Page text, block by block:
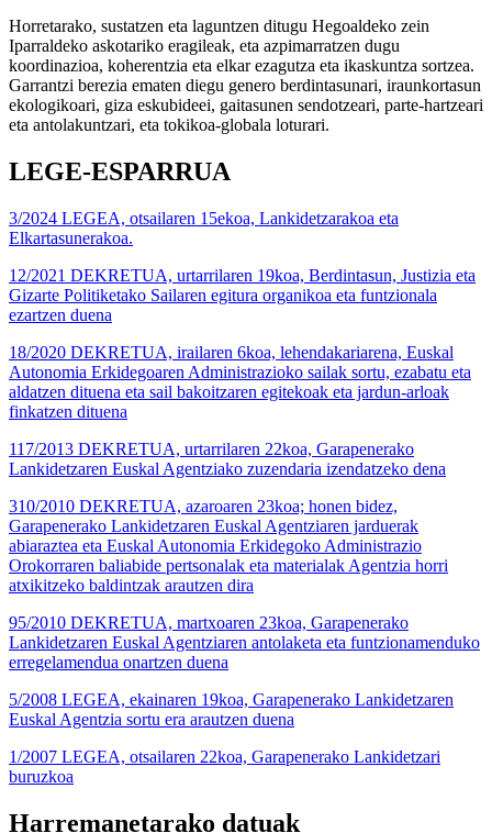
Horretarako, sustatzen eta laguntzen ditugu Hegoaldeko zein
Iparraldeko askotariko eragileak, eta azpimarratzen dugu
koordinazioa, koherentzia eta elkar ezagutza eta ikaskuntza sortzea.
Garrantzi berezia ematen diegu genero berdintasunari, iraunkortasun
ekologikoari, giza eskubideei, gaitasunen sendotzeari, parte-hartzeari
eta antolakuntzari, eta tokikoa-globala loturari.
LEGE-ESPARRUA
3/2024 LEGEA, otsailaren 15ekoa, Lankidetzarakoa eta
Elkartasunerakoa.
12/2021 DEKRETUA, urtarrilaren 19koa, Berdintasun, Justizia eta
Gizarte Politiketako Sailaren egitura organikoa eta funtzionala
ezartzen duena
18/2020 DEKRETUA, irailaren 6koa, lehendakariarena, Euskal
Autonomia Erkidegoaren Administrazioko sailak sortu, ezabatu eta
aldatzen dituena eta sail bakoitzaren egitekoak eta jardun-arloak
finkatzen dituena
117/2013 DEKRETUA, urtarrilaren 22koa, Garapenerako
Lankidetzaren Euskal Agentziako zuzendaria izendatzeko dena
310/2010 DEKRETUA, azaroaren 23koa; honen bidez,
Garapenerako Lankidetzaren Euskal Agentziaren jarduerak
abiaraztea eta Euskal Autonomia Erkidegoko Administrazio
Orokorraren baliabide pertsonalak eta materialak Agentzia horri
atxikitzeko baldintzak arautzen dira
95/2010 DEKRETUA, martxoaren 23koa, Garapenerako
Lankidetzaren Euskal Agentziaren antolaketa eta funtzionamenduko
erregelamendua onartzen duena
5/2008 LEGEA, ekainaren 19koa, Garapenerako Lankidetzaren
Euskal Agentzia sortu era arautzen duena
1/2007 LEGEA, otsailaren 22koa, Garapenerako Lankidetzari
buruzkoa
Harremanetarako datuak